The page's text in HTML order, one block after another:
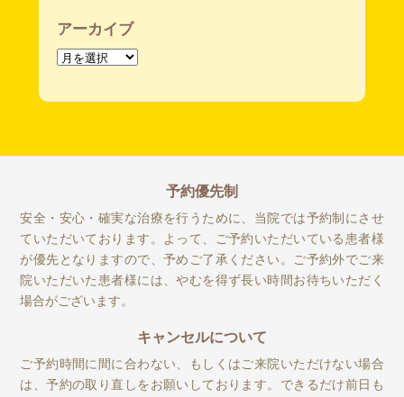
アーカイブ
ア
カ
予約優先制
安全・安心・確実な治療を行うために、当院では予約制にさせ
ていただいております。よって、ご予約いただいている患者様
が優先となりますので、予めご了承ください。ご予約外でご来
院いただいた患者様には、やむを得ず長い時間お待ちいただく
場合がございます。
キャンセルについて
ご予約時間に間に合わない、もしくはご来院いただけない場合
は、予約の取り直しをお願いしております。できるだけ前日も